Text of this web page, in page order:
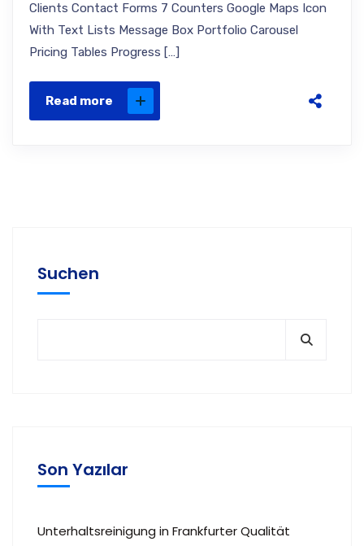
Clients Contact Forms 7 Counters Google Maps Icon
With Text Lists Message Box Portfolio Carousel
Pricing Tables Progress […]
Read more
Suchen
Son Yazılar
Unterhaltsreinigung in Frankfurter Qualität